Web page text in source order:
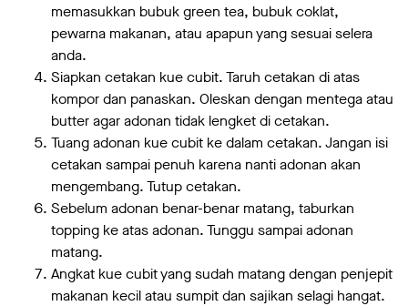
memasukkan bubuk green tea, bubuk coklat,
pewarna makanan, atau apapun yang sesuai selera
anda.
Siapkan cetakan kue cubit. Taruh cetakan di atas
kompor dan panaskan. Oleskan dengan mentega atau
butter agar adonan tidak lengket di cetakan.
Tuang adonan kue cubit ke dalam cetakan. Jangan isi
cetakan sampai penuh karena nanti adonan akan
mengembang. Tutup cetakan.
Sebelum adonan benar-benar matang, taburkan
topping ke atas adonan. Tunggu sampai adonan
matang.
Angkat kue cubit yang sudah matang dengan penjepit
makanan kecil atau sumpit dan sajikan selagi hangat.